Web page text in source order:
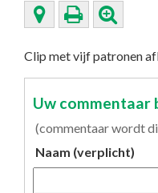
Clip met vijf patronen
Uw commentaar
(commentaar wordt
Naam (verplicht)